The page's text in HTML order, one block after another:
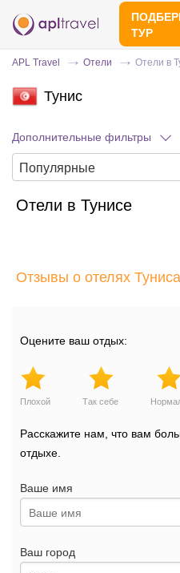
ТУР
APL Travel Отели Отели в
Тунис
Дополнительные фильтры
Отели в Тунисе
Отзывы о отелях Туниса
Оцените ваш отдых:
Плохой Так себе
Расскажите нам, что вам
отдыхе.
Ваше имя
Ваш город